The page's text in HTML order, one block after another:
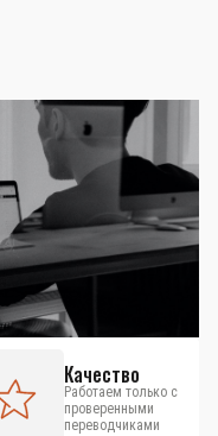
Качество
Работаем только с
проверенными
переводчиками